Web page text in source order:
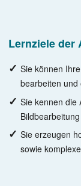
Lernziele der
Sie können
bearbeiten und
Sie kennen die
Sie erzeugen
sowie